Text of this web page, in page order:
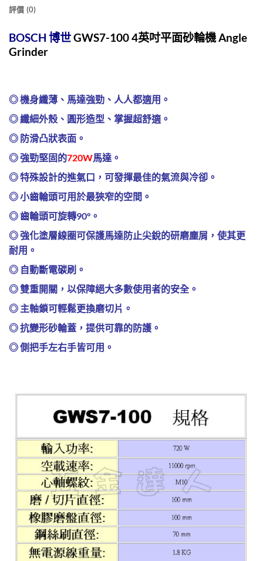
評價 (0)
BOSCH 博世GWS7-100 4英吋平面砂輪機Angle
Grinder
◎ 機身纖薄、馬達強勁、人人都適用。
◎ 纖細外殼、圓形造型、掌握超舒適。
◎ 防滑凸狀表面。
◎ 強勁堅固的720W馬達。
◎ 特殊設計的進氣口，可發揮最佳的氣流與冷卻。
◎ 小齒輪頭可用於最狹窄的空間。
◎ 齒輪頭可旋轉90°。
◎ 強化塗層線圈可保護馬達防止尖銳的研磨塵屑，使其更
耐用。
◎ 自動斷電碳刷。
◎ 雙重開關，以保障絕大多數使用者的安全。
◎ 主軸鎖可輕鬆更換磨切片。
◎ 抗變形砂輪蓋，提供可靠的防護。
◎ 側把手左右手皆可用。